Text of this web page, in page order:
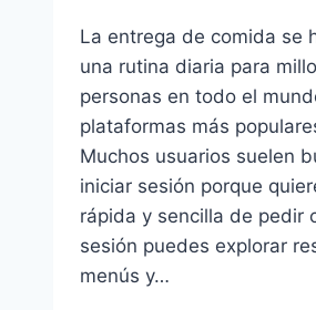
La entrega de comida se
una rutina diaria para
personas en todo el
plataformas más
Muchos usuarios suelen
iniciar sesión porque
rápida y sencilla de pedir
sesión puedes explorar
menús y…